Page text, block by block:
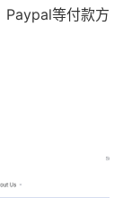
Paypal等付款方